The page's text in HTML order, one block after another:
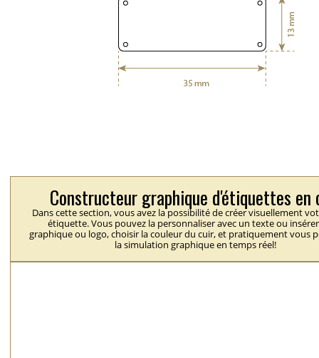
Constructeur graphique d'étiquettes en
Dans cette section, vous avez la possibilité de créer visuellement
étiquette. Vous pouvez la personnaliser avec un texte ou
graphique ou logo, choisir la couleur du cuir, et pratiquement vous
la simulation graphique en temps réel!